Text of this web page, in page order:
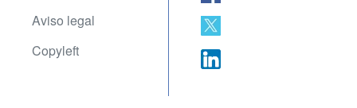
Aviso legal
Copyleft